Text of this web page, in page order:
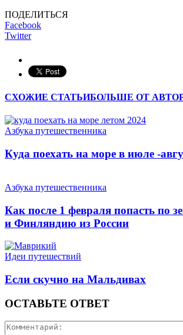
ПОДЕЛИТЬСЯ
Facebook
Twitter
СХОЖИЕ СТАТЬИБОЛЬШЕ ОТ
Азбука путешественника
Куда поехать на море в июле -
Азбука путешественника
Как после 1 февраля попасть по
и Финляндию из России
Идеи путешествий
Если скучно на Мальдивах
ОСТАВЬТЕ ОТВЕТ